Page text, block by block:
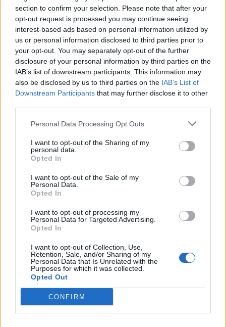
section to confirm your selection. Please note that after your
opt-out request is processed you may continue seeing
interest-based ads based on personal information utilized by
us or personal information disclosed to third parties prior to
your opt-out. You may separately opt-out of the further
disclosure of your personal information by third parties on the
IAB’s list of downstream participants. This information may
also be disclosed by us to third parties on the IAB’s List of
Downstream Participants that may further disclose it to other
Personal Data Processing Opt Outs
I want to opt-out of the Sharing of my
personal data.
Opted In
I want to opt-out of the Sale of my
Personal Data.
Opted In
I want to opt-out of processing my
Personal Data for Targeted Advertising.
Opted In
I want to opt-out of Collection, Use,
Retention, Sale, and/or Sharing of my
Personal Data that Is Unrelated with the
Purposes for which it was collected.
Opted Out
CONFIRM
4 Gennaio 2012
In "Novi-Acqui-Ovada"
ACQUI TERME: I
Carabinieri arrestano
due italiani e ne
denunciano un terzo
I Carabinieri di Acqui
Terme in esecuzione
del decreto di revoca di
sospensione dell’ordine
emesso dalla Procura
della Repubblica di
Genova, hanno
arrestato il 23enne
residente a Genova,
condannato
all’espiazione della
pena di tre mesi e 16
giorni per resistenza,
violenza e minaccia a
25 Luglio 2013
In "Novi-Acqui-Ovada"
CONDIVIDERE:
VALUTARE: